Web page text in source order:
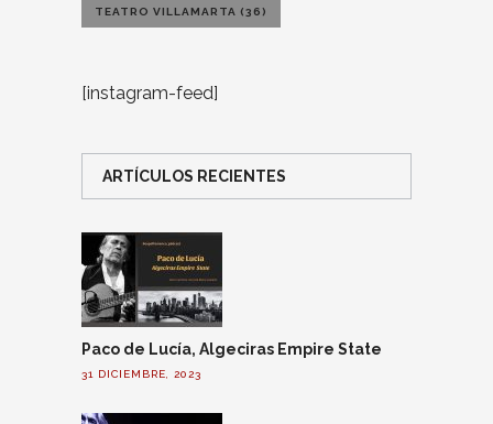
TEATRO VILLAMARTA (36)
[instagram-feed]
ARTÍCULOS RECIENTES
Paco de Lucía, Algeciras Empire State
31 DICIEMBRE, 2023